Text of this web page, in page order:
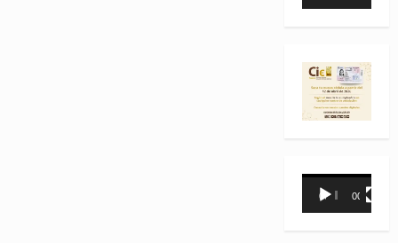
Reproductor
00:00 00:31